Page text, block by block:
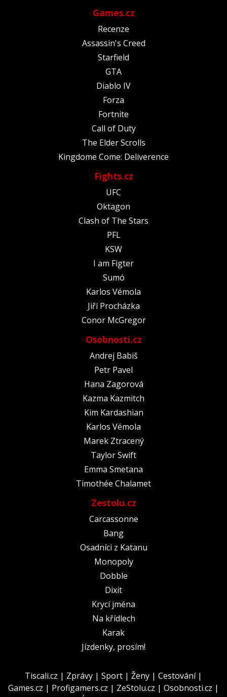
Games.cz
Recenze
Assassin's Creed
Starfield
GTA
Diablo IV
Forza
Fortnite
Call of Duty
The Elder Scrolls
Kingdome Come: Deliverence
Fights.cz
UFC
Oktagon
Clash of The Stars
PFL
KSW
I am Figter
Sumó
Karlos Vémola
Jiří Procházka
Conor McGregor
Osobnosti.cz
Andrej Babiš
Petr Pavel
Hana Zagorová
Kazma Kazmitch
Kim Kardashian
Karlos Vémola
Marek Ztracený
Taylor Swift
Emma Smetana
Timothée Chalamet
Zestolu.cz
Carcassonne
Bang
Osadníci z Katanu
Monopoly
Dobble
Dixit
Krycí jména
Na křídlech
Karak
Jízdenky, prosím!
Tiscali.cz | Zprávy | Sport | Ženy | Cestování|
Games.cz | Profigamers.cz | ZeStolu.cz | Osobnosti.cz |